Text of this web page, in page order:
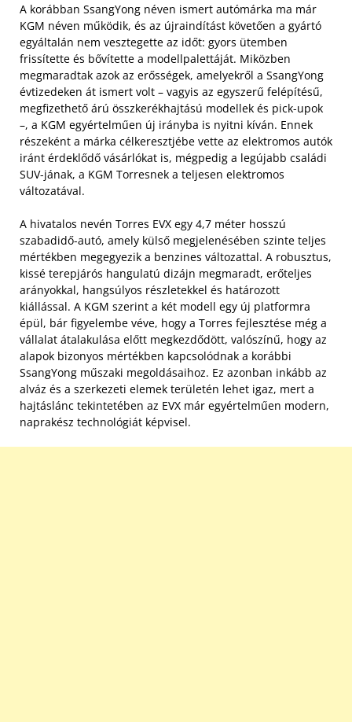
A korábban SsangYong néven ismert autómárka ma már
KGM néven működik, és az újraindítást követően a gyártó
egyáltalán nem vesztegette az időt: gyors ütemben
frissítette és bővítette a modellpalettáját. Miközben
megmaradtak azok az erősségek, amelyekről a SsangYong
évtizedeken át ismert volt – vagyis az egyszerű felépítésű,
megfizethető árú összkerékhajtású modellek és pick-upok
–, a KGM egyértelműen új irányba is nyitni kíván. Ennek
részeként a márka célkeresztjébe vette az elektromos autók
iránt érdeklődő vásárlókat is, mégpedig a legújabb családi
SUV-jának, a KGM Torresnek a teljesen elektromos
változatával.
A hivatalos nevén Torres EVX egy 4,7 méter hosszú
szabadidő-autó, amely külső megjelenésében szinte teljes
mértékben megegyezik a benzines változattal. A robusztus,
kissé terepjárós hangulatú dizájn megmaradt, erőteljes
arányokkal, hangsúlyos részletekkel és határozott
kiállással. A KGM szerint a két modell egy új platformra
épül, bár figyelembe véve, hogy a Torres fejlesztése még a
vállalat átalakulása előtt megkezdődött, valószínű, hogy az
alapok bizonyos mértékben kapcsolódnak a korábbi
SsangYong műszaki megoldásaihoz. Ez azonban inkább az
alváz és a szerkezeti elemek területén lehet igaz, mert a
hajtáslánc tekintetében az EVX már egyértelműen modern,
naprakész technológiát képvisel.